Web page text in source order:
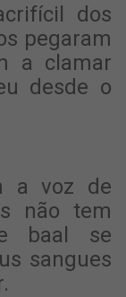
dos
pegaram
a clamar
desde o
a voz de
não tem
baal se
sangues